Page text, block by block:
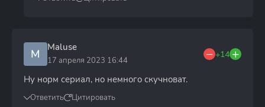
M Maluse
17 апреля 2023 16:44
+14
Ну норм сериал, но немного скучноват.
Ответить Цитировать